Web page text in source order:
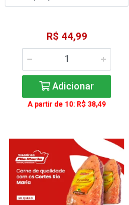
R$ 44,99
Adicionar
A partir de 10: R$ 38,49